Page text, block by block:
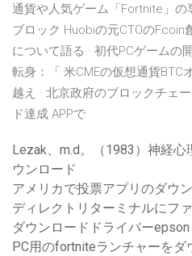
通貨や人気ゲーム「Fortnite」の
ブロック Huobiの元CTOのFcoin
について語る · 初代PCゲームの
転身：「 米CMEの仮想通貨BTC
越え · 北京政府のブロックチェ
ド達成 APPで
Lezak、m.d。（1983）神経
ウンロード
アメリカで投票アプリのダウ
ディレクトリターミナルにフ
ダウンロードドライバー
PC用のfortniteランチャーをダ